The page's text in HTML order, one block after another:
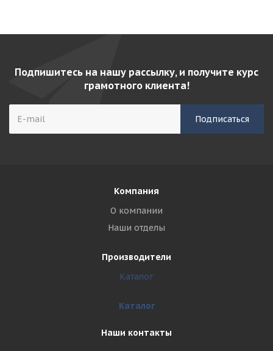
Подпишитесь на нашу рассылку, и получите курс
грамотного клиента!
Компания
О компании
Наши отделы
Производители
Каталог
Каталог
Наши контакты